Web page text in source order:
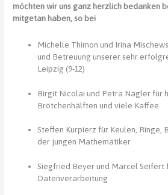
möchten wir uns ganz herzlich bedanken
mitgetan haben, so bei
Michelle Thimon und Irina
und Betreuung unserer sehr
Leipzig (9-12)
Birgit Nicolai und Petra Nägler für
Brötchenhälften und viele Kaffee
Steffen Kurpierz für Keulen, Ringe,
der jungen Mathematiker
Siegfried Beyer und Marcel Seifert
Datenverarbeitung